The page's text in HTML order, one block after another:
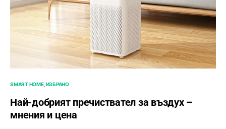
SMART HOME ИЗБРАНО
Най-добрият пречиствател за въздух –
мнения и цена